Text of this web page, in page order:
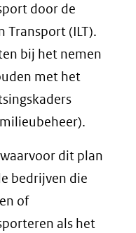
door de
Transport (ILT).
bij het nemen
met het
dit plan
bedrijven die
of
als het